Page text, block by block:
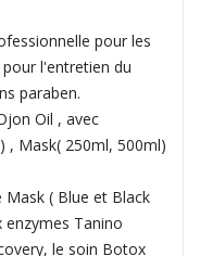
pour les
l'entretien du
paraben.
Oil , avec
, Mask( 250ml, 500ml)
Mask ( Blue et Black
Tanino
le soin Botox